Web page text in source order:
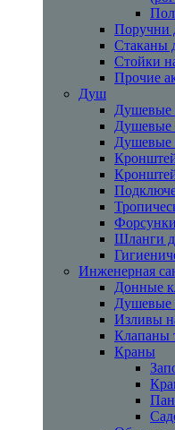
Поручни
Стаканы
Стойки
Прочие
Душ
Душевые
Душевые
Душевые
Форсунки
Шланги
Инженерная
Донные
Душевые
Изливы
Клапаны
Краны